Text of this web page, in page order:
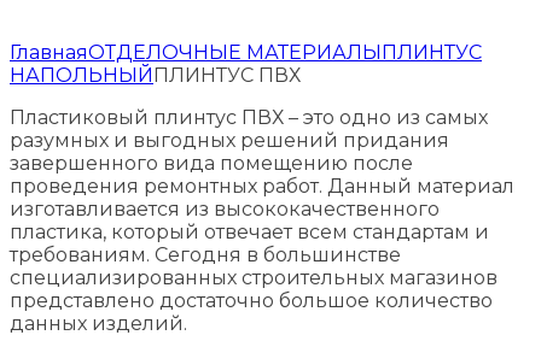
ГлавнаяОТДЕЛОЧНЫЕ МАТЕРИАЛЫПЛИНТУС
НАПОЛЬНЫЙПЛИНТУС ПВХ
Пластиковый плинтус ПВХ – это одно из самых
разумных и выгодных решений придания
завершенного вида помещению после
проведения ремонтных работ. Данный материал
изготавливается из высококачественного
пластика, который отвечает всем стандартам и
требованиям. Сегодня в большинстве
специализированных строительных магазинов
представлено достаточно большое количество
данных изделий.